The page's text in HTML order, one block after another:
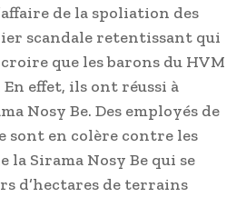
de la spoliation des
scandale retentissant qui
que les barons du HVM
effet, ils ont réussi à
Nosy Be. Des employés de
sont en colère contre les
Sirama Nosy Be qui se
d’hectares de terrains